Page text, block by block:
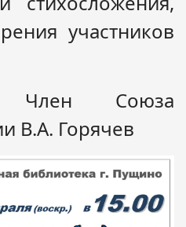
участников
Член Союза
В.А. Горячев